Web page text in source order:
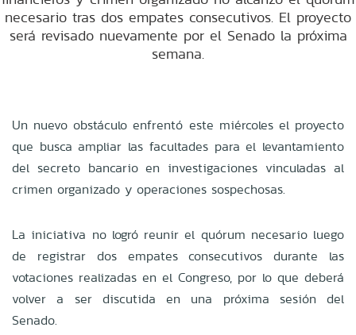
necesario tras dos empates consecutivos. El proyecto
será revisado nuevamente por el Senado la próxima
semana.
Un nuevo obstáculo enfrentó este miércoles el proyecto
que busca ampliar las facultades para el levantamiento
del secreto bancario en investigaciones vinculadas al
crimen organizado y operaciones sospechosas.
La iniciativa no logró reunir el quórum necesario luego
de registrar dos empates consecutivos durante las
votaciones realizadas en el Congreso, por lo que deberá
volver a ser discutida en una próxima sesión del
Senado.